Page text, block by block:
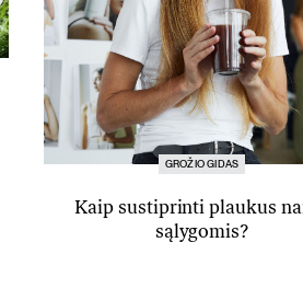
GROŽIO GIDAS
Kaip sustiprinti plaukus
sąlygomis?